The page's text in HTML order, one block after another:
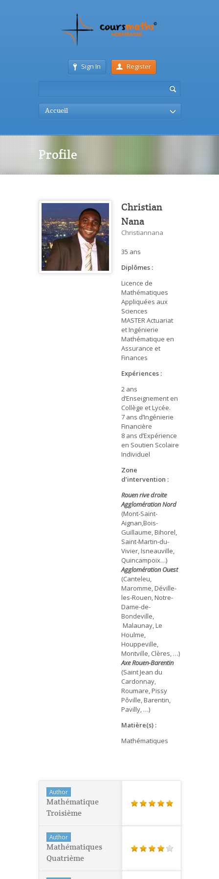
Sign In Register
Accueil
Profile
Christian
Nana
Christiannana
35 ans
Diplômes :
Licence de
Mathématiques
Appliquées aux
Sciences
MASTER Actuariat
et Ingénierie
Mathématique en
Assurance et
Finances
Expériences :
2 ans
d’Enseignement en
Collège et Lycée.
7 ans d’Ingénierie
Financière
8 ans d’Expérience
en Soutien Scolaire
Individuel
Zone
d’intervention :
Rouen rive droite
Agglomération Nord
(Mont-Saint-
Aignan,Bois-
Guillaume, Bihorel,
Saint-Martin-du-
Vivier, Isneauville,
Quincampoix…)
Agglomération Ouest
(Canteleu,
Maromme, Déville-
les-Rouen, Notre-
Dame-de-
Bondeville,
Malaunay, Le
Houlme,
Houppeville,
Montville, Clères, …)
Axe Rouen-Barentin
(Saint Jean du
Cardonnay,
Roumare, Pissy
Pôville, Barentin,
Pavilly, …)
Matière(s) :
Mathématiques
Author
Mathématique
Troisième
Author
Mathématiques
Quatrième